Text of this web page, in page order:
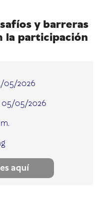
y barreras
la participación
05/2026
05/05/2026
aquí